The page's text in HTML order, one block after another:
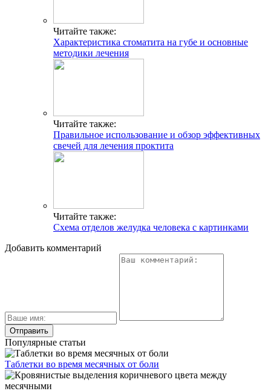
Читайте также:
Характеристика стоматита на губе и основные
методики лечения
Читайте также:
Правильное использование и обзор эффективных
свечей для лечения проктита
Читайте также:
Схема отделов желудка человека с картинками
Добавить комментарий
Популярные статьи
Таблетки во время месячных от боли